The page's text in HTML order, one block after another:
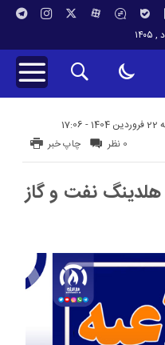
چاپ خبر 0 نظر
هلدینگ نفت و گاز